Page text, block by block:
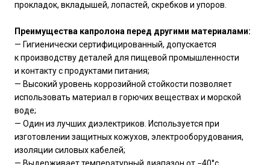
прокладок, вкладышей, лопастей, скребков и упоров.
Преимущества капролона перед другими материалами:
— Гигиенически сертифицированный, допускается
к производству деталей для пищевой промышленности
и контакту с продуктами питания;
— Высокий уровень коррозийной стойкости позволяет
использовать материал в горючих веществах и морской
воде;
— Один из лучших диэлектриков. Используется при
изготовлении защитных кожухов, электрооборудования,
изоляции силовых кабелей;